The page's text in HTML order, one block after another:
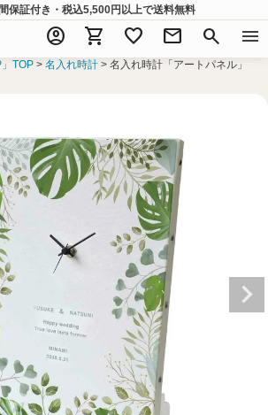
保証付き・税込5,500円以上で送料無料
account_circle shopping_cart favorite mail search menu
TOP 名入れ時計 名入れ時計「アートパネル」